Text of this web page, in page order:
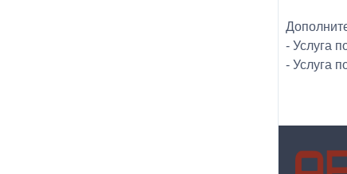
- Услуга
- Услуга